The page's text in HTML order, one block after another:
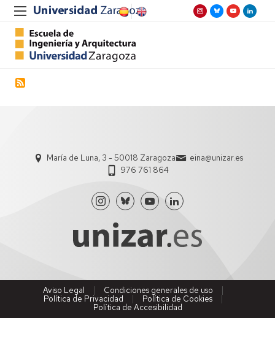
María de Luna, 3 - 50018 Zaragoza
eina@unizar.es
976 761 864
Aviso Legal
Condiciones generales de uso
Política de Privacidad
Política de Cookies
Política de Accesibilidad